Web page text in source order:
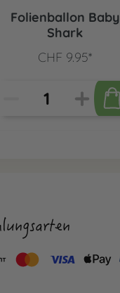
Folienballon Baby
Shark
CHF 9.95*